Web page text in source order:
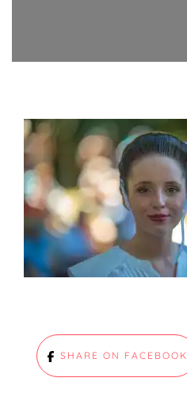
SHARE ON FACEBOOK